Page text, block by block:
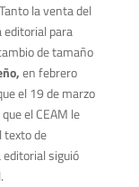
la venta del
para
de tamaño
en febrero
el 19 de marzo
el CEAM le
texto de
editorial siguió